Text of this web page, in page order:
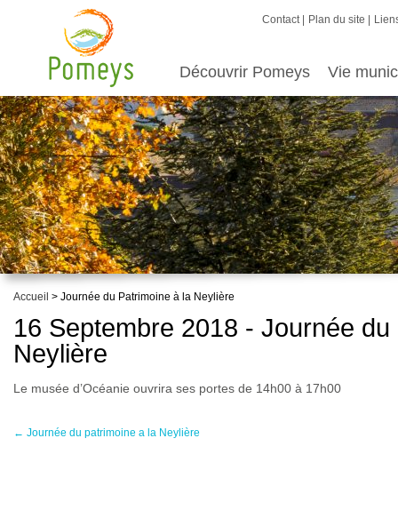
Contact Plan du site
Découvrir Pomeys Vie
Accueil > Journée du Patrimoine à la Neylière
16 Septembre 2018 - Journée
Neylière
Le musée d’Océanie ouvrira ses portes de 14h00 à 17h00
← Journée du patrimoine a la Neylière